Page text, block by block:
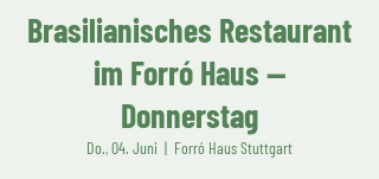
Brasilianisches Restaurant
im Forró Haus —
Donnerstag
Do., 04. Juni
  |
Forró Haus Stuttgart